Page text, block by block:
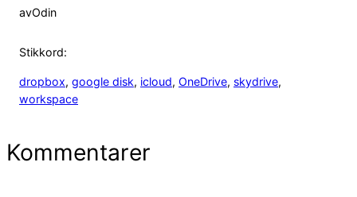
avOdin
Stikkord:
dropbox, google disk, icloud, OneDrive, skydrive
workspace
Kommentarer